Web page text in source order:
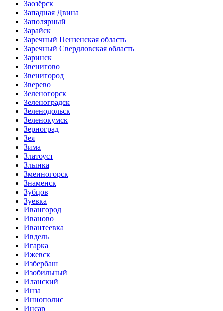
Заозёрск
Западная Двина
Заполярный
Зарайск
Заречный Пензенская область
Заречный Свердловская область
Заринск
Звенигово
Звенигород
Зверево
Зеленогорск
Зеленоградск
Зеленодольск
Зеленокумск
Зерноград
Зея
Зима
Златоуст
Злынка
Змеиногорск
Знаменск
Зубцов
Зуевка
Ивангород
Иваново
Ивантеевка
Ивдель
Игарка
Ижевск
Избербаш
Изобильный
Иланский
Инза
Иннополис
Инсар